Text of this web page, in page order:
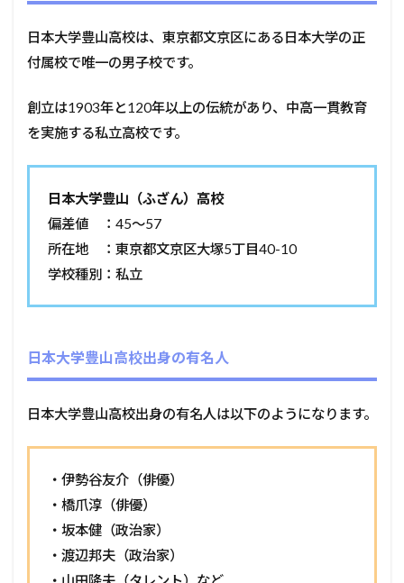
日本大学豊山高校は、東京都文京区にある日本大学の正
付属校で唯一の男子校です。
創立は1903年と120年以上の伝統があり、中高一貫教育
を実施する私立高校です。
日本大学豊山（ふざん）高校
偏差値 ：45～57
所在地 ：東京都文京区大塚5丁目40-10
学校種別：私立
日本大学豊山高校出身の有名人
日本大学豊山高校出身の有名人は以下のようになります。
・伊勢谷友介（俳優）
・橋爪淳（俳優）
・坂本健（政治家）
・渡辺邦夫（政治家）